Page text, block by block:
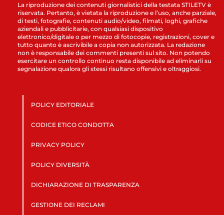
La riproduzione dei contenuti giornalistici della testata STILETV è
riservata. Pertanto, è vietata la riproduzione e l’uso, anche parziale,
di testi, fotografie, contenuti audio/video, filmati, loghi, grafiche
aziendali e pubblicitarie, con qualsiasi dispositivo
elettronico/digitale o per mezzo di fotocopie, registrazioni, cover e
tutto quanto è ascrivibile a copia non autorizzata. La redazione
non è responsabile dei commenti presenti sul sito. Non potendo
esercitare un controllo continuo resta disponibile ad eliminarli su
segnalazione qualora gli stessi risultano offensivi e oltraggiosi.
POLICY EDITORIALE
CODICE ETICO CONDOTTA
PRIVACY POLICY
POLICY DIVERSITÀ
DICHIARAZIONE DI TRASPARENZA
GESTIONE DEI RECLAMI